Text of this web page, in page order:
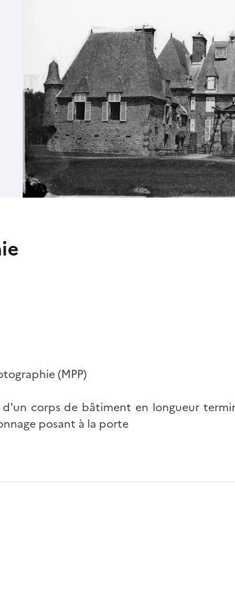
(MPP)
corps de bâtiment en longueur
posant à la porte